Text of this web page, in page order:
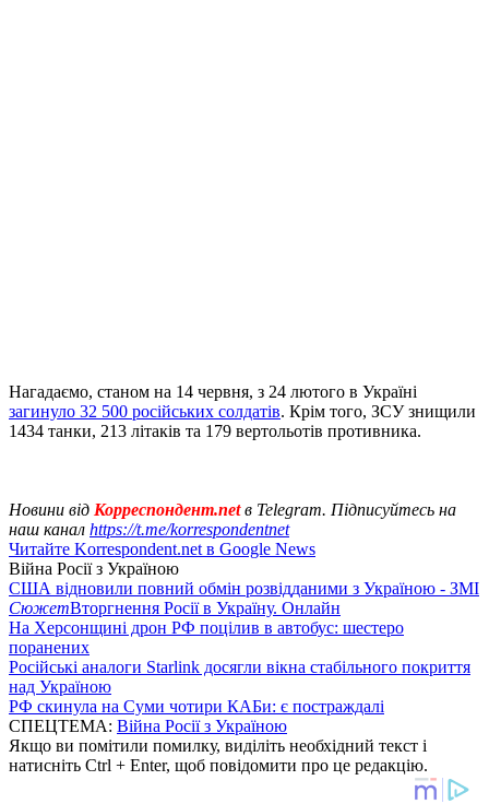
Нагадаємо, станом на 14 червня, з 24 лютого в Україні
загинуло 32 500 російських солдатів. Крім того, ЗСУ знищили
1434 танки, 213 літаків та 179 вертольотів противника.
Новини від Корреспондент.netв Telegram. Підписуйтесь на
наш канал https://t.me/korrespondentnet
Читайте Korrespondent.net в Google News
Війна Росії з Україною
США відновили повний обмін розвідданими з Україною - ЗМІ
СюжетВторгнення Росії в Україну. Онлайн
На Херсонщині дрон РФ поцілив в автобус: шестеро
поранених
Російські аналоги Starlink досягли вікна стабільного покриття
над Україною
РФ скинула на Суми чотири КАБи: є постраждалі
СПЕЦТЕМА: Війна Росії з Україною
Якщо ви помітили помилку, виділіть необхідний текст і
натисніть Ctrl + Enter, щоб повідомити про це редакцію.